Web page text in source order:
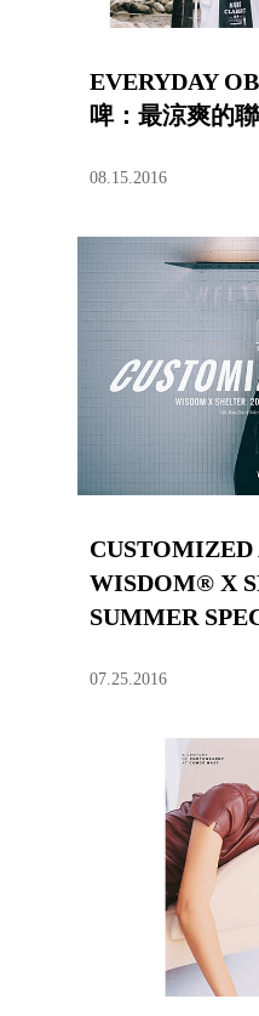
EVERYDAY
啤：最涼爽的
08.15.2016
CUSTOMIZED
WISDOM® X
SUMMER
07.25.2016